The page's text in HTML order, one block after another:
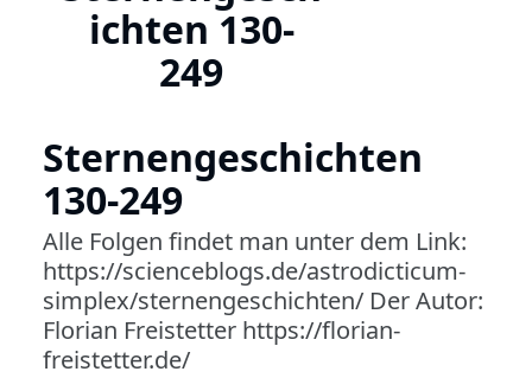
ichten 130-
249
Sternengeschichten
130-249
Alle Folgen findet man unter dem Link:
https://scienceblogs.de/astrodicticum-
simplex/sternengeschichten/ Der Autor:
Florian Freistetter https://florian-
freistetter.de/